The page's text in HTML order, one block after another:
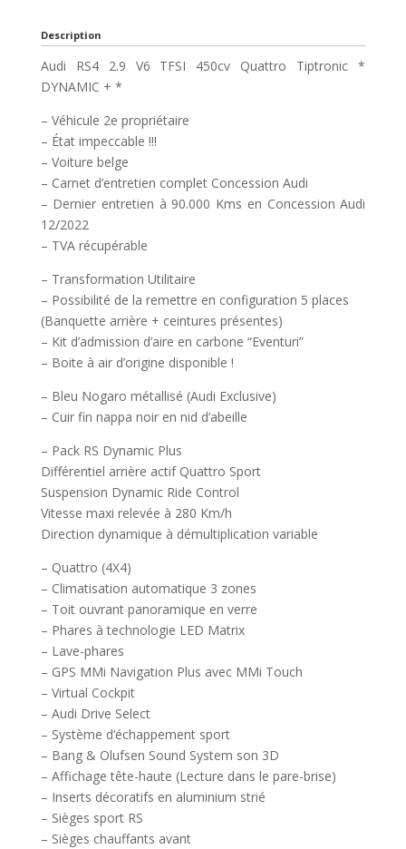
Description
Audi RS4 2.9 V6 TFSI 450cv Quattro Tiptronic *
DYNAMIC + *
– Véhicule 2e propriétaire
– État impeccable !!!
– Voiture belge
– Carnet d’entretien complet Concession Audi
– Dernier entretien à 90.000 Kms en Concession Audi
12/2022
– TVA récupérable
– Transformation Utilitaire
– Possibilité de la remettre en configuration 5 places
(Banquette arrière + ceintures présentes)
– Kit d’admission d’aire en carbone “Eventuri”
– Boite à air d’origine disponible !
– Bleu Nogaro métallisé (Audi Exclusive)
– Cuir fin nappa noir en nid d’abeille
– Pack RS Dynamic Plus
Différentiel arrière actif Quattro Sport
Suspension Dynamic Ride Control
Vitesse maxi relevée à 280 Km/h
Direction dynamique à démultiplication variable
– Quattro (4X4)
– Climatisation automatique 3 zones
– Toit ouvrant panoramique en verre
– Phares à technologie LED Matrix
– Lave-phares
– GPS MMi Navigation Plus avec MMi Touch
– Virtual Cockpit
– Audi Drive Select
– Système d’échappement sport
– Bang & Olufsen Sound System son 3D
– Affichage tête-haute (Lecture dans le pare-brise)
– Inserts décoratifs en aluminium strié
– Sièges sport RS
– Sièges chauffants avant